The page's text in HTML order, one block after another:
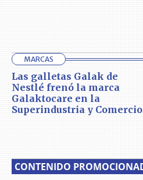
MARCAS
Las galletas Galak de
Nestlé frenó la marca
Galaktocare en la
Superindustria y Comercio